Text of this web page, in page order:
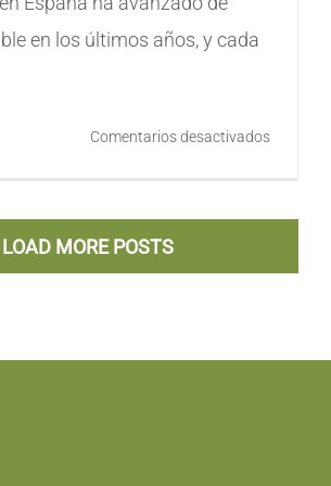
en los últimos años, y cada
Comentarios desactivadosen
más
reciclan
y
LOAD MORE POSTS